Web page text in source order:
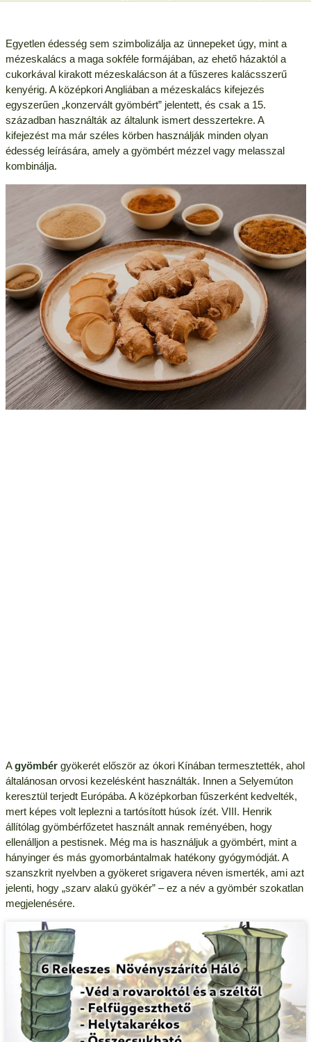
Egyetlen édesség sem szimbolizálja az ünnepeket úgy, mint a
mézeskalács a maga sokféle formájában, az ehető házaktól a
cukorkával kirakott mézeskalácson át a fűszeres kalácsszerű
kenyérig. A középkori Angliában a mézeskalács kifejezés
egyszerűen „konzervált gyömbért” jelentett, és csak a 15.
században használták az általunk ismert desszertekre. A
kifejezést ma már széles körben használják minden olyan
édesség leírására, amely a gyömbért mézzel vagy melasszal
kombinálja.
Agyömbérgyökerét először az ókori Kínában termesztették, ahol
általánosan orvosi kezelésként használták. Innen a Selyemúton
keresztül terjedt Európába. A középkorban fűszerként kedvelték,
mert képes volt leplezni a tartósított húsok ízét. VIII. Henrik
állítólag gyömbérfőzetet használt annak reményében, hogy
ellenálljon a pestisnek. Még ma is használjuk a gyömbért, mint a
hányinger és más gyomorbántalmak hatékony gyógymódját. A
szanszkrit nyelvben a gyökeret srigavera néven ismerték, ami azt
jelenti, hogy „szarv alakú gyökér” – ez a név a gyömbér szokatlan
megjelenésére.